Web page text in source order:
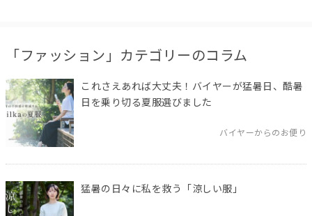
「ファッション」カテゴリーのコラム
これさえあれば大丈夫！バイヤーが猛暑日、酷暑
日を乗り切る夏服選びました
バイヤーからのお便り
猛暑の日々に私を救う「涼しい服」